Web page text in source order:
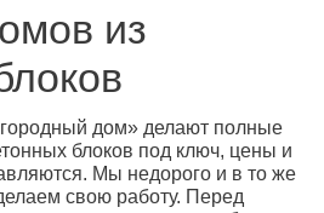
из
дом» делают полные
блоков под ключ, цены и
Мы недорого и в то же
свою работу. Перед